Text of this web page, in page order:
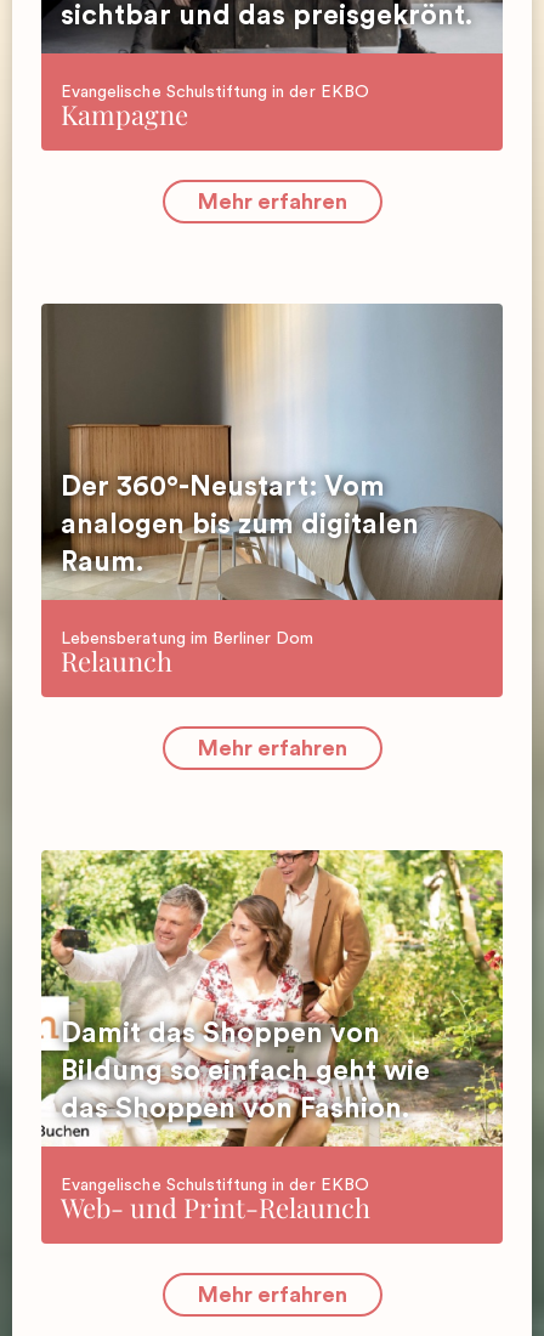
sichtbar und das preisgekrönt.
Evangelische Schulstiftung in der EKBO
Kampagne
Mehr erfahren
Der 360°-Neustart: Vom
analogen bis zum digitalen
Raum.
Lebensberatung im Berliner Dom
Relaunch
Mehr erfahren
Damit das Shoppen von
Bildung so einfach geht wie
das Shoppen von Fashion.
Evangelische Schulstiftung in der EKBO
Web- und Print-Relaunch
Mehr erfahren